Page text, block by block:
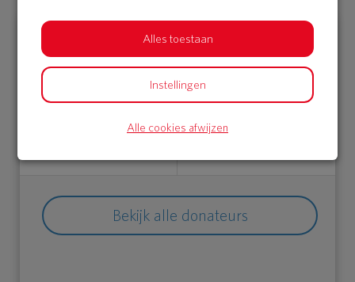
€ 44 € 25
Bekijk alle donateurs
Alles toestaan
Instellingen
Alle cookies afwijzen